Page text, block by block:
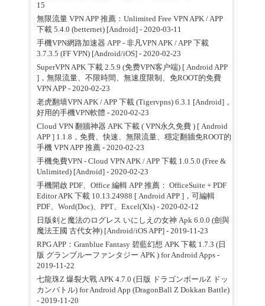
15
無限流量 VPN APP 推薦：Unlimited Free VPN APK / APP
下載 5.4.0 (betternet) [Android]- 2020-03-11
手機VPN網路加速器 APP - 非凡VPN APK / APP 下載
3.7.3.5 (FF VPN) [Android/iOS]- 2020-02-23
SuperVPN APK 下載 2.5.9 (免费VPN客户端) [ Android APP
]，無限流量、不限時間、無速度限制、免ROOT的免費
VPN APP- 2020-02-23
老虎翻墙VPN APK / APP 下載 (Tigervpns) 6.3.1 [Android]，
好用的手機VPN軟體 - 2020-02-23
Cloud VPN 翻牆神器 APK 下載 ( VPN永久免費 ) [ Android
APP ] 1.1.8，免費、快速、無限流量、穩定翻牆免ROOT的
手機 VPN APP 推薦- 2020-02-23
手機免費VPN - Cloud VPN APK / APP 下載 1.0.5.0 (Free &
Unlimited) [Android]- 2020-02-23
手機開啟 PDF、Office 編輯 APP 推薦： OfficeSuite + PDF
Editor APK 下載 10.13.24988 [ Android APP ]，可編輯
PDF、Word(Doc)、PPT、Excel(Xls)- 2020-02-12
日版剣と魔法のログレス いにしえの女神 Apk 6.0.0 (劍與
魔法王國 古代女神) [Android/iOS APP]- 2019-11-23
RPG APP：Granblue Fantasy 碧藍幻想 APK 下載 1.7.3 (日
版 グランブルーファンタジー APK ) for Android Apps -
2019-11-22
七龍珠Z 爆裂大戰 APK 4.7.0 (日版 ドラゴンボールZ ドッ
カンバトル) for Android App (DragonBall Z Dokkan Battle)
- 2019-11-20